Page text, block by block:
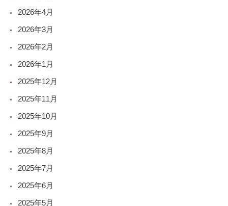
2026年4月
2026年3月
2026年2月
2026年1月
2025年12月
2025年11月
2025年10月
2025年9月
2025年8月
2025年7月
2025年6月
2025年5月